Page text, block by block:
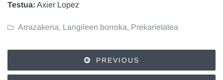
Testua: Axier Lopez
Arrazakeria, Langileen borroka, Prekarietatea
PREVIOUS